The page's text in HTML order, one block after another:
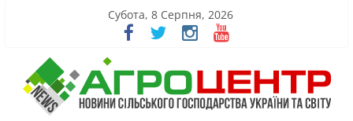
Субота, 8 Серпня, 2026